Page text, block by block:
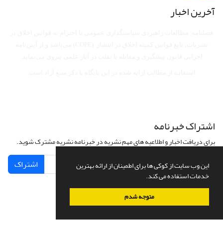
این وب سایت از کوکی ها برای اطمینان از ارائه بهترین
خدمات استفاده می کند.
متوجه شدم
آخرین اخبار
اشتراک خبرنامه
برای دریافت اخبار و اطلاعیه های مهم نشریه در خبرنامه نشریه مشترک شوید.
اشتراک
سامانه مدیریت نشریات علمی.طراحی و پیاده سازی ازسیناوب